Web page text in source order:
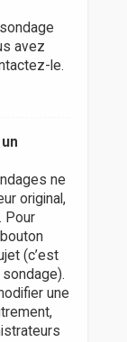
avez
le.
ne
original,
Pour
(c’est
une